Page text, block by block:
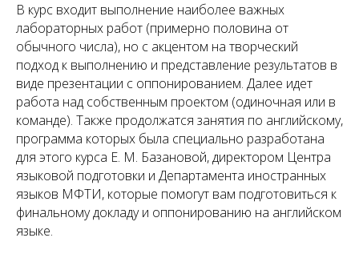
В курс входит выполнение наиболее важных
лабораторных работ (примерно половина от
обычного числа), но с акцентом на творческий
подход к выполнению и представление результатов в
виде презентации с оппонированием. Далее идет
работа над собственным проектом (одиночная или в
команде). Также продолжатся занятия по английскому,
программа которых была специально разработана
для этого курса Е. М. Базановой, директором Центра
языковой подготовки и Департамента иностранных
языков МФТИ, которые помогут вам подготовиться к
финальному докладу и оппонированию на английском
языке.